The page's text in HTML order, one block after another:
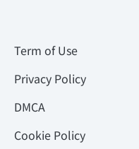
Term of Use
Privacy Policy
DMCA
Cookie Policy